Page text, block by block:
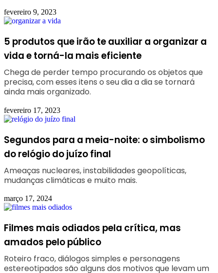
fevereiro 9, 2023
5 produtos que irão te auxiliar a organizar a
vida e torná-la mais eficiente
Chega de perder tempo procurando os objetos que
precisa, com esses itens o seu dia a dia se tornará
ainda mais organizado.
fevereiro 17, 2023
Segundos para a meia-noite: o simbolismo
do relógio do juízo final
Ameaças nucleares, instabilidades geopolíticas,
mudanças climáticas e muito mais.
março 17, 2024
Filmes mais odiados pela crítica, mas
amados pelo público
Roteiro fraco, diálogos simples e personagens
estereotipados são alguns dos motivos que levam um